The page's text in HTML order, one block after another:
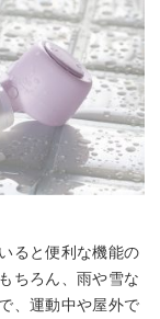
ると便利な機能の
ちろん、雨や雪な
、運動中や屋外で